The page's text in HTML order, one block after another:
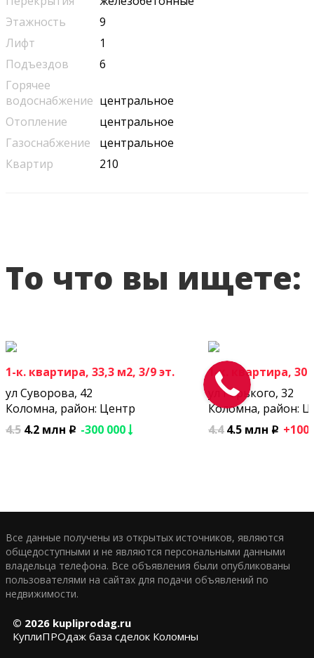
Этажность
9
Лифт
1
Подъездов
6
Горячее
водоснабжение центральное
Отопление
центральное
Газоснабжение
центральное
Квартир
210
То что вы ищете:
1-к. квартира, 33,3 м2, 3/9 эт.
ул Суворова, 42
Коломна, район: Центр
4.5 4.2 млн p -300 000
1-к. квартира, 30
ул Горького, 32
Коломна, район:
4.44.5 млн p +100
Все данные получены из открытых источников, являются
общедоступными и не являются персональными данными
владельца телефона. Все объявления были опубликованы
пользователями на сайтах для подачи объявлений по
недвижимости.
© 2026 kupliprodag.ru
КуплиПРОдаж база сделок Коломны